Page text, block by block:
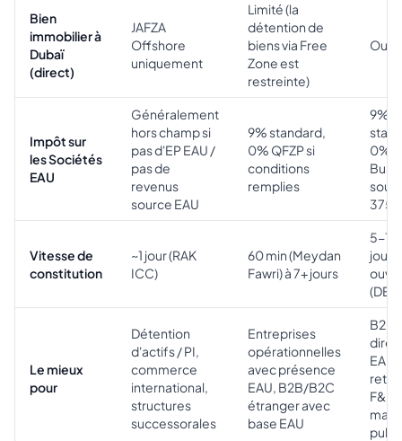
Bien
immobilier à
Dubaï
(direct)
JAFZA
Offshore
uniquement
Limité (la
détention de
biens via Free
Zone est
restreinte)
Oui
Impôt sur
les Sociétés
EAU
Généralement
hors champ si
pas d'EP EAU /
pas de
revenus
source EAU
9% standard,
0% QFZP si
conditions
remplies
9%
0%
sous
375K
Vitesse de
constitution
~1 jour (RAK
ICC)
60 min (Meydan
Fawri) à 7+ jours
5-10
jours
(DET)
Le mieux
pour
Détention
d'actifs / PI,
commerce
international,
structures
successorales
Entreprises
opérationnelles
avec présence
EAU, B2B/B2C
étranger avec
base EAU
B2C
EAU,
retail,
F&B,